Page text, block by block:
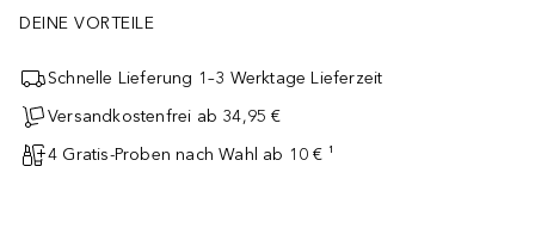
DEINE VORTEILE
Schnelle Lieferung 1–3 Werktage Lieferzeit
Versandkostenfrei ab 34,95 €
4 Gratis-Proben nach Wahl ab 10 € ¹